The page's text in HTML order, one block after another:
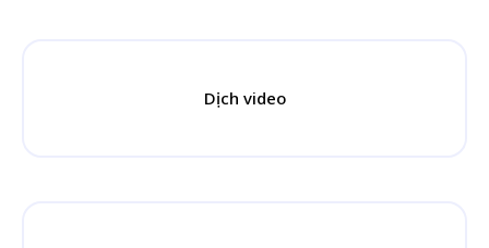
Dịch video